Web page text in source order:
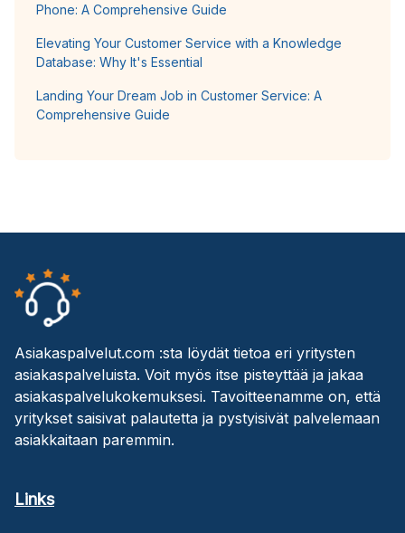
Phone: A Comprehensive Guide
Elevating Your Customer Service with a Knowledge
Database: Why It's Essential
Landing Your Dream Job in Customer Service: A
Comprehensive Guide
Asiakaspalvelut.com :sta löydät tietoa eri yritysten
asiakaspalveluista. Voit myös itse pisteyttää ja jakaa
asiakaspalvelukokemuksesi. Tavoitteenamme on, että
yritykset saisivat palautetta ja pystyisivät palvelemaan
asiakkaitaan paremmin.
Links